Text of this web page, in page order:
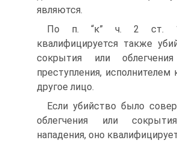
являются.
По п. “к” ч. 2 ст.
квалифицируется также
сокрытия или
преступления, исполнителем
другое лицо.
Если убийство было
облегчения или
нападения, оно